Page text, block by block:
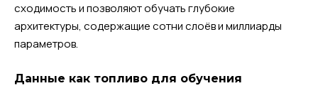
сходимость и позволяют обучать глубокие
архитектуры, содержащие сотни слоёв и миллиарды
параметров.
Данные как топливо для обучения